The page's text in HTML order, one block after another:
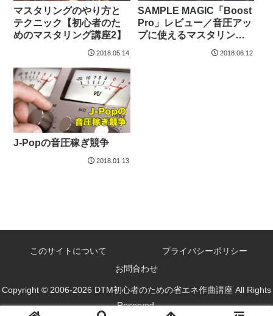
マスタリングのやり方と
テクニック【初心者のた
めのマスタリング講座2】
2018.05.14
SAMPLE MAGIC「Boost
Pro」レビュー／音圧アッ
プに使えるマスタリング
2018.06.12
J-Popの音圧稼ぎ競争
2018.01.13
このサイトについて
プライバシーポリシー
お問合わせ
Copyright © 2006-2026 DTM初心者のための省エネ作曲講座 All Rights
Reserved.